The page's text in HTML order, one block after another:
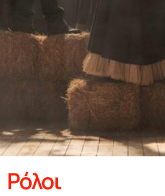
Ρόλοι